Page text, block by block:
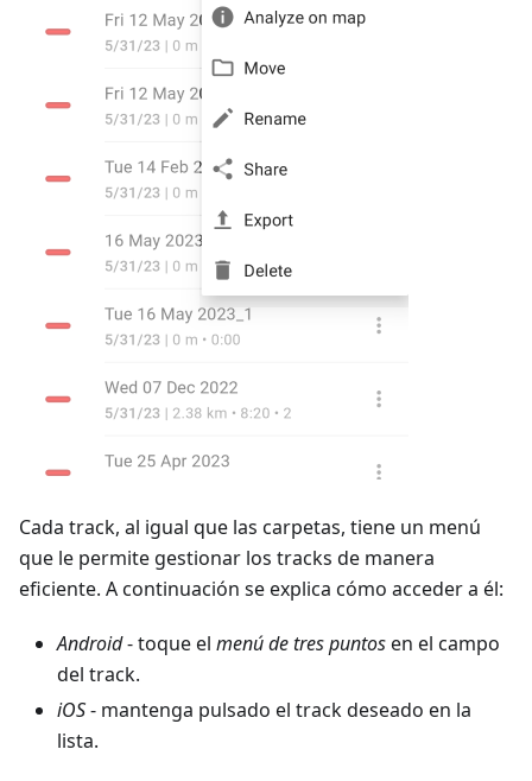
Cada track, al igual que las carpetas, tiene un menú
que le permite gestionar los tracks de manera
eficiente. A continuación se explica cómo acceder a él:
Android- toque el menú de tres puntosen el campo
del track.
iOS- mantenga pulsado el track deseado en la
lista.